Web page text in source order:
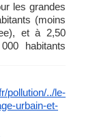
les grandes
(moins
et à 2,50
habitants
pollution/../le-
urbain-et-